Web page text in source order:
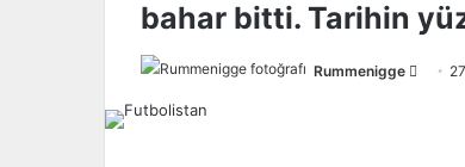
bahar bitti. Tarihin
Rummenigge